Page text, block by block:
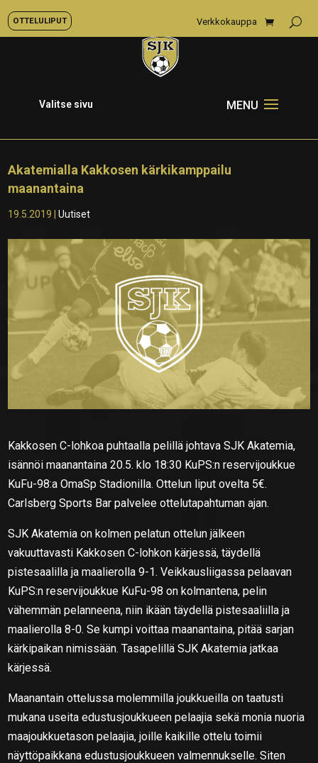
OTTELULIPUT Verkkokauppa
Valitse sivu
Akatemialla Kakkosen kärkikamppailu
maanantaina
19.5.2019 |Uutiset
Kakkosen C-lohkoa puhtaalla pelillä johtava SJK Akatemia,
isännöi maanantaina 20.5. klo 18:30 KuPS:n reservijoukkue
KuFu-98:a OmaSp Stadionilla. Ottelun liput ovelta 5€.
Carlsberg Sports Bar palvelee ottelutapahtuman ajan.
SJK Akatemia on kolmen pelatun ottelun jälkeen
vakuuttavasti Kakkosen C-lohkon kärjessä, täydellä
pistesaalilla ja maalierolla 9-1. Veikkausliigassa pelaavan
KuPS:n reservijoukkue KuFu-98 on kolmantena, pelin
vähemmän pelanneena, niin ikään täydellä pistesaaliilla ja
maalierolla 8-0. Se kumpi voittaa maanantaina, pitää sarjan
kärkipaikan nimissään. Tasapelillä SJK Akatemia jatkaa
kärjessä.
Maanantain ottelussa molemmilla joukkueilla on taatusti
mukana useita edustusjoukkueen pelaajia sekä monia nuoria
maajoukkuetason pelaajia, joille kaikille ottelu toimii
näyttöpaikkana edustusjoukkueen valmennukselle. Siten